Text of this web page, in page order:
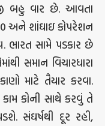
બહુ વાર છે. આવતા
અને શાંઘાઇ કોપરેશન
સામે પડકાર છે
સમાન વિચારધારા
માટે તૈયાર કરવા.
કોની સાથે કરવું તે
સંઘર્ષથી દૂર રહી,